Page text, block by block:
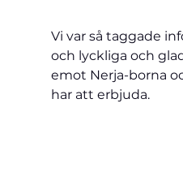
Vi var så taggade
och lyckliga och
emot Nerja-borna
har att erbjuda.